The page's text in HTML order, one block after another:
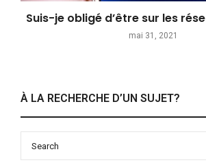
Suis-je obligé d’être sur les
mai 31, 2021
À LA RECHERCHE D’UN SUJET?